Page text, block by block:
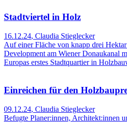
Stadtviertel in Holz
16.12.24, Claudia Stieglecker
Auf einer Fläche von knapp drei
Development am Wiener Donaukanal
Europas erstes Stadtquartier in
Einreichen für den
09.12.24, Claudia Stieglecker
Befugte Planer:innen, Architekt:innen